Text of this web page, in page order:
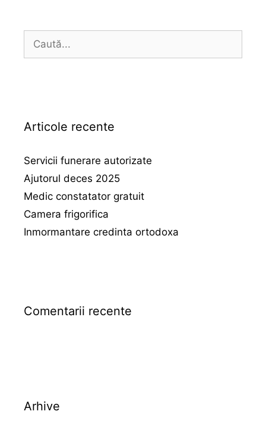
Caută
Articole recente
Servicii funerare autorizate
Ajutorul deces 2025
Medic constatator gratuit
Camera frigorifica
Inmormantare credinta ortodoxa
Comentarii recente
Arhive